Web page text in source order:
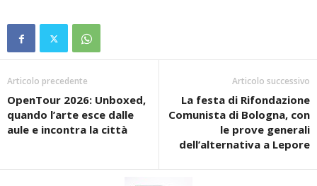
Articolo precedente
OpenTour 2026: Unboxed,
quando l’arte esce dalle
aule e incontra la città
Articolo successivo
La festa di Rifondazione
Comunista di Bologna, con
le prove generali
dell’alternativa a Lepore